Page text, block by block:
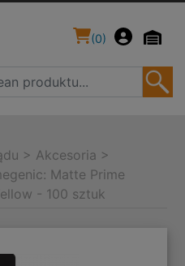
(0)
> Akcesoria >
Matte Prime
- 100 sztuk